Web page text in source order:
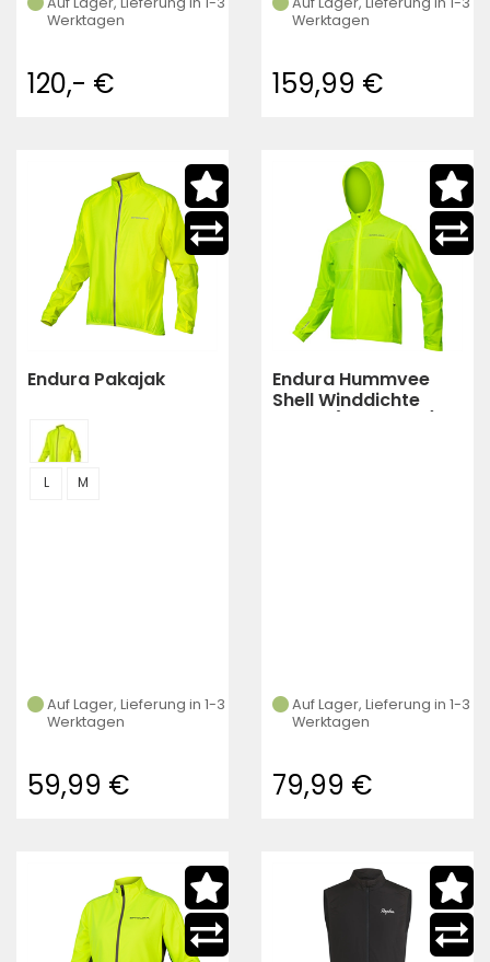
Werktagen
120,- €
Werktagen
159,99 €
Endura Pakajak
L M
Auf Lager, Lieferung in 1-3
Werktagen
59,99 €
Endura Hummvee
Shell Winddichte
Auf Lager, Lieferung in 1-3
Werktagen
79,99 €